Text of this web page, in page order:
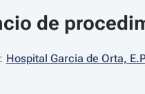
de
Hospital Garcia de Orta,